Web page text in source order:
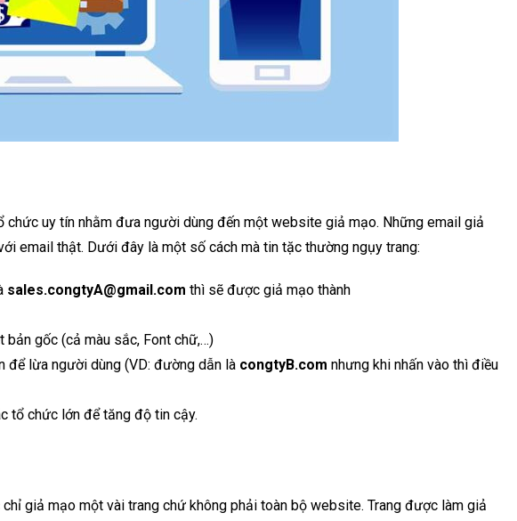
uy tín nhằm đưa người dùng đến một website giả mạo. Những email giả
email thật. Dưới đây là một số cách mà tin tặc thường ngụy trang:
sales.congtyA@gmail.com thì sẽ được giả mạo thành
gốc (cả màu sắc, Font chữ,…)
lừa người dùng (VD: đường dẫn là congtyB.com nhưng khi nhấn vào thì điều
tổ chức lớn để tăng độ tin cậy.
giả mạo một vài trang chứ không phải toàn bộ website. Trang được làm giả